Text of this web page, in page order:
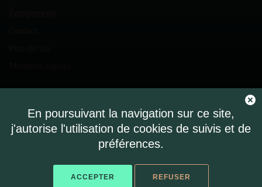
En poursuivant la navigation sur ce site,
j'autorise l'utilisation de cookies de suivis et de
préférences.
ACCEPTER REFUSER
RÉSERVEZ SUR
doctolib